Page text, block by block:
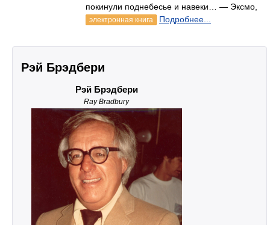
покинули поднебесье и навеки… — Эксмо,
электронная книга Подробнее...
Рэй Брэдбери
Рэй Брэдбери
Ray Bradbury